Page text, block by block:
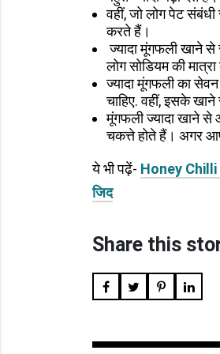
वहीं, जो लोग पेट संबंधी
करते हैं।
ज्यादा मूंगफली खाने
लोग सोडियम की
ज्यादा मूंगफली का
चाहिए. वहीं, इसके
मूंगफली ज्यादा खाने से
चकत्ते होते हैं। अगर
ये भी पढ़ें- Honey Chilli
जिद
Share this